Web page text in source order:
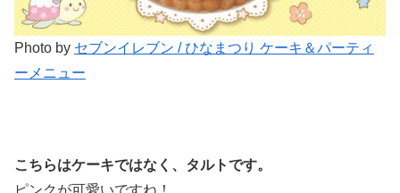
Photo by セブンイレブン / ひなまつり ケーキ＆パーティ
ーメニュー
こちらはケーキではなく、タルトです。
ピンクが可愛いですね！